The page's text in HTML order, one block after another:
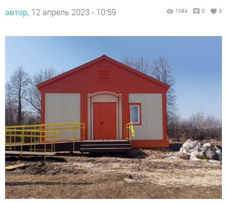
автор, 12 апрель 2023 - 10:59 1094 0 0